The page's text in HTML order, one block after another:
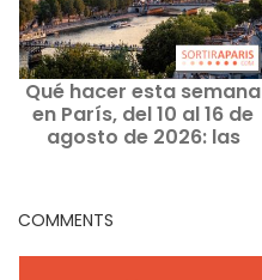
Qué hacer esta semana
en París, del 10 al 16 de
agosto de 2026: las
COMMENTS